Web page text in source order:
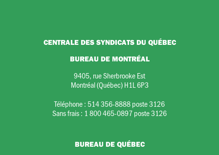
CENTRALE DES SYNDICATS DU QUÉBEC
BUREAU DE MONTRÉAL
9405, rue Sherbrooke Est
Montréal (Québec) H1L 6P3
Téléphone : 514 356-8888 poste 3126
Sans frais : 1 800 465-0897 poste 3126
BUREAU DE QUÉBEC